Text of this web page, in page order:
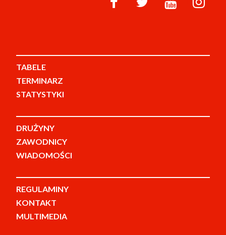
TABELE
TERMINARZ
STATYSTYKI
DRUŻYNY
ZAWODNICY
WIADOMOŚCI
REGULAMINY
KONTAKT
MULTIMEDIA